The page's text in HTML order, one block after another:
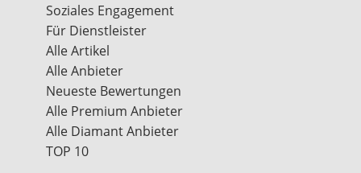
Soziales Engagement
Für Dienstleister
Alle Artikel
Alle Anbieter
Neueste Bewertungen
Alle Premium Anbieter
Alle Diamant Anbieter
TOP 10